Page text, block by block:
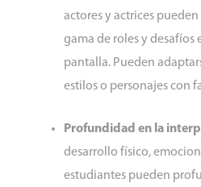
actores y actrices
gama de roles y desafíos
pantalla. Pueden
estilos o personajes con
Profundidad en la
desarrollo físico,
estudiantes pueden